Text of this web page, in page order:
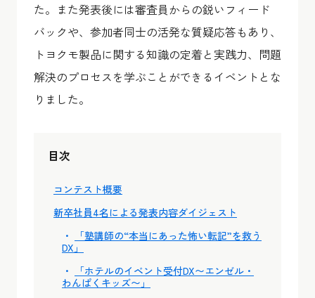
た。また発表後には審査員からの鋭いフィード
バックや、参加者同士の活発な質疑応答もあり、
トヨクモ製品に関する知識の定着と実践力、問題
解決のプロセスを学ぶことができるイベントとな
りました。
目次
コンテスト概要
新卒社員4名による発表内容ダイジェスト
「塾講師の“本当にあった怖い転記”を救う
DX」
「ホテルのイベント受付DX〜エンゼル・
わんぱくキッズ〜」